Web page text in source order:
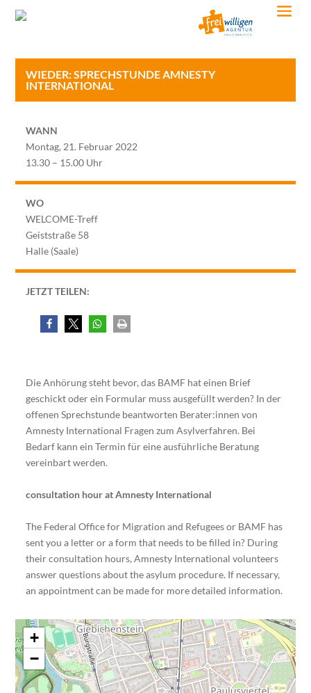
WIEDER: SPRECHSTUNDE AMNESTY
INTERNATIONAL
WANN
Montag, 21. Februar 2022
13.30 – 15.00 Uhr
WO
WELCOME-Treff
Geiststraße 58
Halle (Saale)
JETZT TEILEN:
Die Anhörung steht bevor, das BAMF hat einen Brief
geschickt oder ein Formular muss ausgefüllt werden? In der
offenen Sprechstunde beantworten Berater:innen von
Amnesty International Fragen zum Asylverfahren. Bei
Bedarf kann ein Termin für eine ausführliche Beratung
vereinbart werden.
consultation hour at Amnesty International
The Federal Office for Migration and Refugees or BAMF has
sent you a letter or a form that needs to be filled in? During
their consultation hours, Amnesty International volunteers
answer questions about the asylum procedure. If necessary,
an appointment can be made for more detailed information.
+
−